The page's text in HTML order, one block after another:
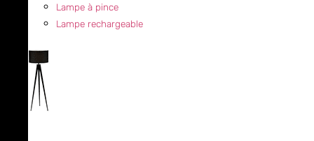
Lampe à pince
Lampe rechargeable